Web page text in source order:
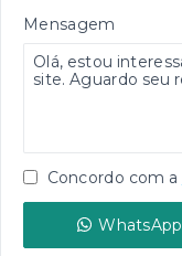
Mensagem
Concordo com a
WhatsApp